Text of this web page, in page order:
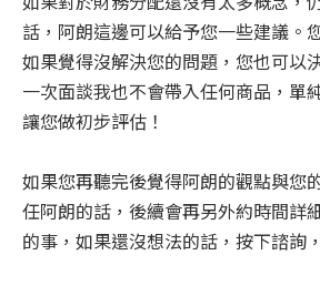
話，阿朗這邊可以給予您一些建議。
如果覺得沒解決您的問題，您也可以
一次面談我也不會帶入任何商品，單
讓您做初步評估！
如果您再聽完後覺得阿朗的觀點與您
任阿朗的話，後續會再另外約時間詳
的事，如果還沒想法的話，按下諮詢